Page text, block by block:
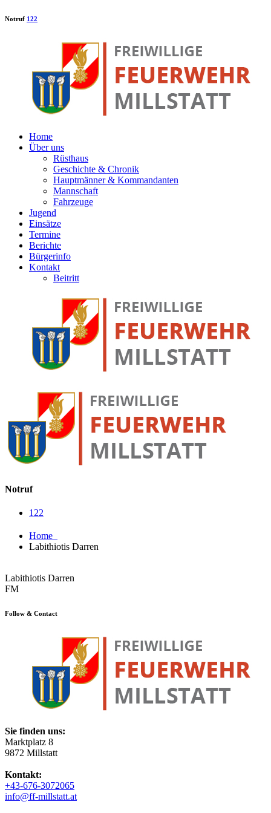
Notruf 122
Home
Über uns
Rüsthaus
Geschichte & Chronik
Hauptmänner & Kommandanten
Mannschaft
Fahrzeuge
Jugend
Einsätze
Termine
Berichte
Bürgerinfo
Kontakt
Beitritt
Notruf
122
Home
Labithiotis Darren
Labithiotis Darren
FM
Follow & Contact
Sie finden uns:
Marktplatz 8
9872 Millstatt
Kontakt:
+43-676-3072065
info@ff-millstatt.at